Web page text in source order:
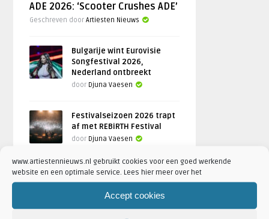
www.artiestennieuws.nl gebruikt cookies voor een goed werkende
website en een optimale service. Lees hier meer over het
Accept cookies
ADE 2026: ‘Scooter Crushes ADE’
Geschreven doorArtiesten Nieuws
Bulgarije wint Eurovisie
Songfestival 2026,
Nederland ontbreekt
door Djuna Vaesen
Festivalseizoen 2026 trapt
af met REBiRTH Festival
door Djuna Vaesen